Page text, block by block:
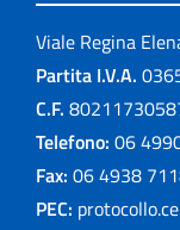
Viale Regina
Partita I.V.A.
C.F.
Telefono: 06
Fax: 06 4938
PEC: